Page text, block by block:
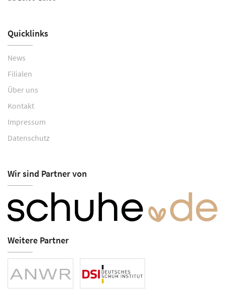
Quicklinks
News
Filialen
Über uns
Kontakt
Impressum
Datenschutz
Wir sind Partner von
Weitere Partner